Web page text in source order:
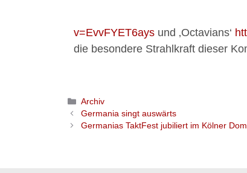
v=EvvFYET6ays und ‚Octavians‘
die besondere Strahlkraft dieser
Archiv
Germania singt auswärts
Germanias TaktFest jubiliert im Kölner Dom